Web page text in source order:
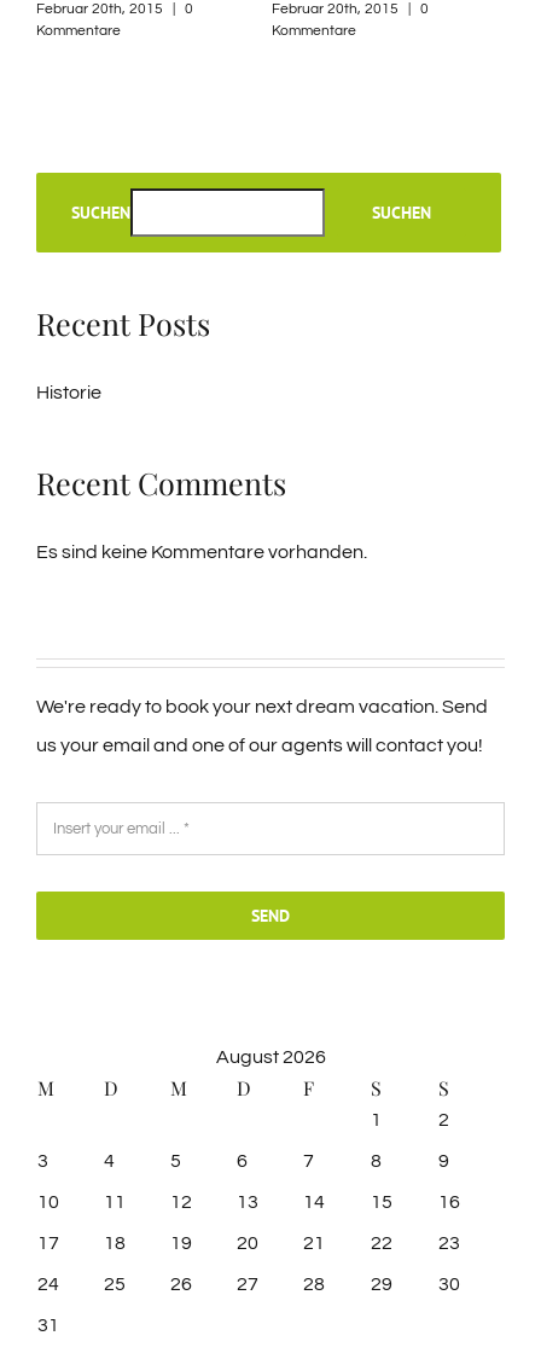
Februar 20th, 2015
0
Kommentare
Februar 20th, 2015
0
Kommentare
SUCHEN SUCHEN
Recent Posts
Historie
Recent Comments
Es sind keine Kommentare vorhanden.
We're ready to book your next dream vacation. Send
us your email and one of our agents will contact you!
SEND
August 2026
M D M D F S S
1 2
3 4 5 6 7 8 9
10 11 12 13 14 15 16
17 18 19 20 21 22 23
24 25 26 27 28 29 30
31